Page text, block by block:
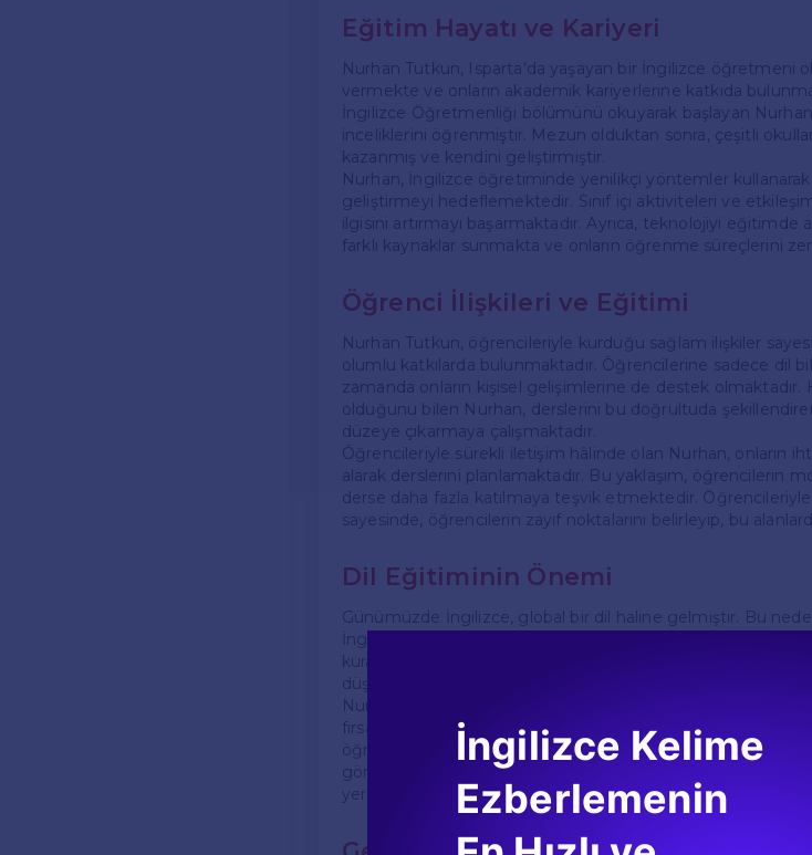
Eğitim Hayatı ve Kariyeri
Nurhan Tutkun, Isparta’da yaşayan bir İngilizce öğretmeni
vermekte ve onların akademik kariyerlerine katkıda
İngilizce Öğretmenliği bölümünü okuyarak başlayan
inceliklerini öğrenmiştir. Mezun olduktan sonra, çeşitli
kazanmış ve kendini geliştirmiştir.
Nurhan, İngilizce öğretiminde yenilikçi yöntemler
geliştirmeyi hedeflemektedir. Sınıf içi aktiviteleri ve
ilgisini artırmayı başarmaktadır. Ayrıca, teknolojiyi
farklı kaynaklar sunmakta ve onların öğrenme süreçlerini
Öğrenci İlişkileri ve Eğitimi
Nurhan Tutkun, öğrencileriyle kurduğu sağlam ilişkiler
olumlu katkılarda bulunmaktadır. Öğrencilerine sadece dil
zamanda onların kişisel gelişimlerine de destek
olduğunu bilen Nurhan, derslerini bu doğrultuda
düzeye çıkarmaya çalışmaktadır.
Öğrencileriyle sürekli iletişim hâlinde olan Nurhan, onların
alarak derslerini planlamaktadır. Bu yaklaşım, öğrencilerin
derse daha fazla katılmaya teşvik etmektedir.
sayesinde, öğrencilerin zayıf noktalarını belirleyip, bu
Dil Eğitiminin Önemi
Günümüzde İngilizce, global bir dil haline gelmiştir. Bu
İngilizce dil becerilerini geliştirmelerinin önemini
kurallarını öğrenmekle sınırlı değildir; aynı zamanda
düşünme gibi yetenekleri de geliştirmeyi amaçlamaktadır.
Nurhan, öğrencilerine dilin sadece bir iletişim aracı
fırsatı sunduğunu anlatmaktadır. Bu bağlamda,
öğrencilerin dil öğrenimlerini daha eğlenceli ve etkili hale
görüşlerini genişletmek, onları farklı bakış açılarıyla
yer almaktadır.
İngilizce Kelime
Ezberlemenin